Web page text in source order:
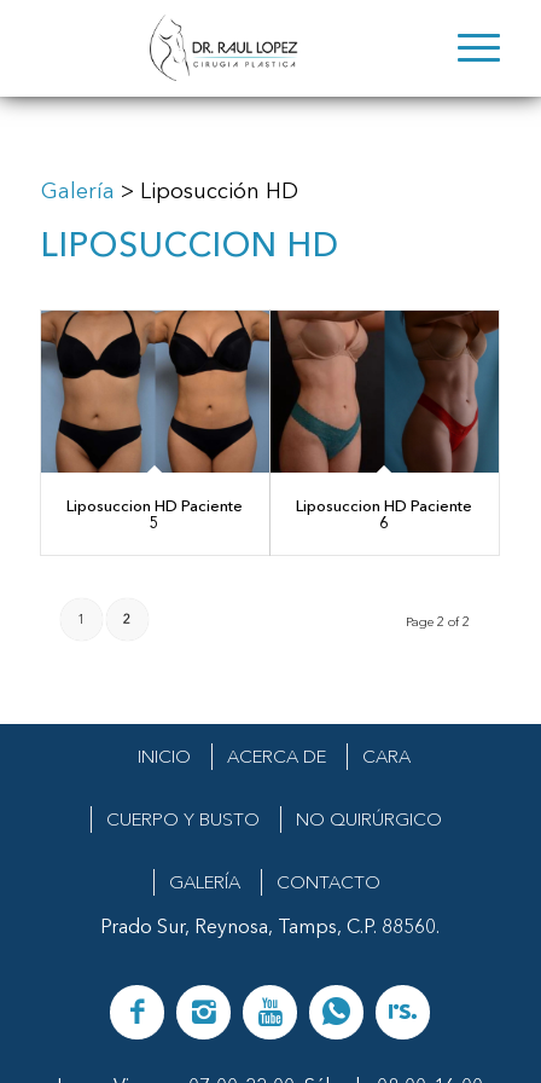
Galería > Liposucción HD
LIPOSUCCION HD
Liposuccion HD Paciente
5
Liposuccion HD Paciente
6
Page 2 of 2
1 2
INICIO ACERCA DE CARA
CUERPO Y BUSTO NO QUIRÚRGICO
GALERÍA CONTACTO
(+52) (899) 922-5563
info@drraullopez.com
Calle Francisco I. Madero 1420,
Prado Sur, Reynosa, Tamps, C.P. 88560.